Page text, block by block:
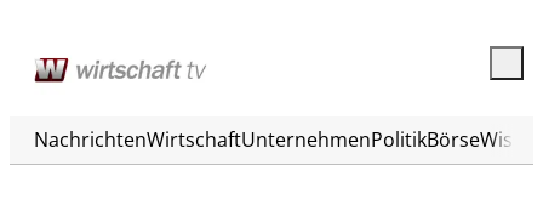
NachrichtenWirtschaftUnternehmenPolitikBörse